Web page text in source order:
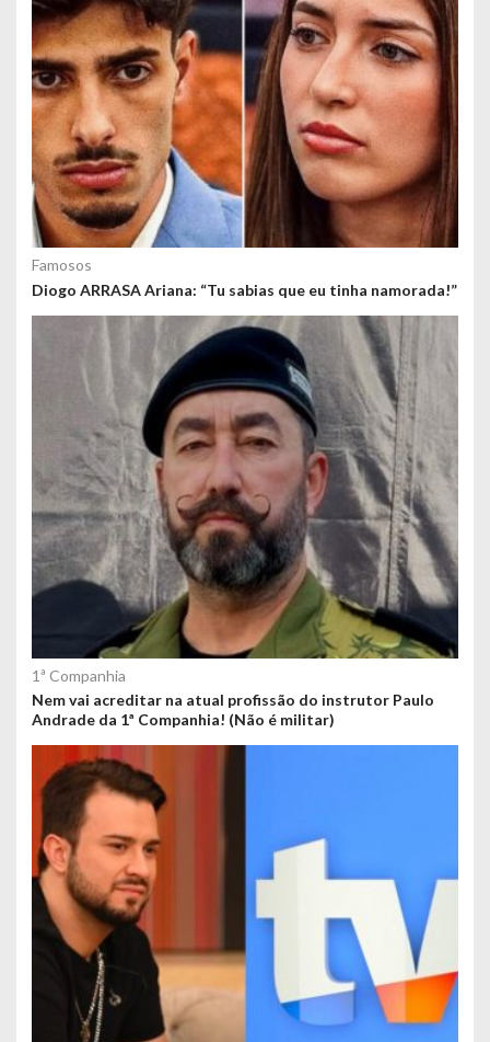
Famosos
Diogo ARRASA Ariana: “Tu sabias que eu tinha namorada!”
1ª Companhia
Nem vai acreditar na atual profissão do instrutor Paulo
Andrade da 1ª Companhia! (Não é militar)